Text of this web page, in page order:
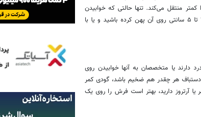
منتقل می‌کند. تنها حالتی که خوابیدن
روی موکت ضرر کمتری دارد، زمانی است که یک تشکچه طبی یا فوم ۳ تا ۵ سانتی روی آن پهن کرده باشید و یا با
دارند یا متخصصان به آنها خوابیدن روی
هر چقدر هم ضخیم باشد، گودی کمر
آرتروز دارید، بهتر است فرش را روی یک